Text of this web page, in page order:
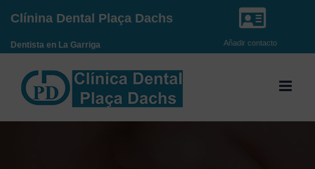
Saltar
Clínina Dental Plaça Dachs
Dentista en La Garriga Añadir contacto